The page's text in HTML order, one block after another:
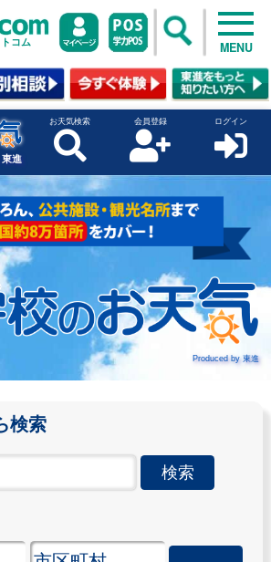
コム MENU
進
お天気検索 会員登録 ログイン
Produced by 東進
検索